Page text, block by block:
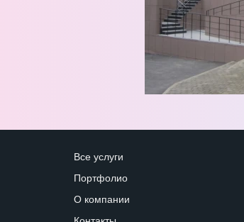
Все услуги
Портфолио
О компании